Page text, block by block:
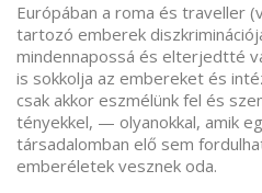
Európában a roma és traveller
tartozó emberek
mindennapossá és elterjedtté
is sokkolja az embereket és
csak akkor eszmélünk fel és
tényekkel, — olyanokkal, amik
társadalomban elő sem
emberéletek vesznek oda.